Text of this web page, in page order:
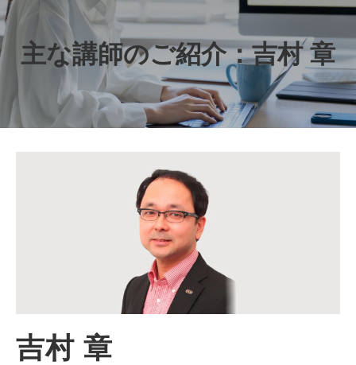
主な講師のご紹介：吉村 章
吉村 章